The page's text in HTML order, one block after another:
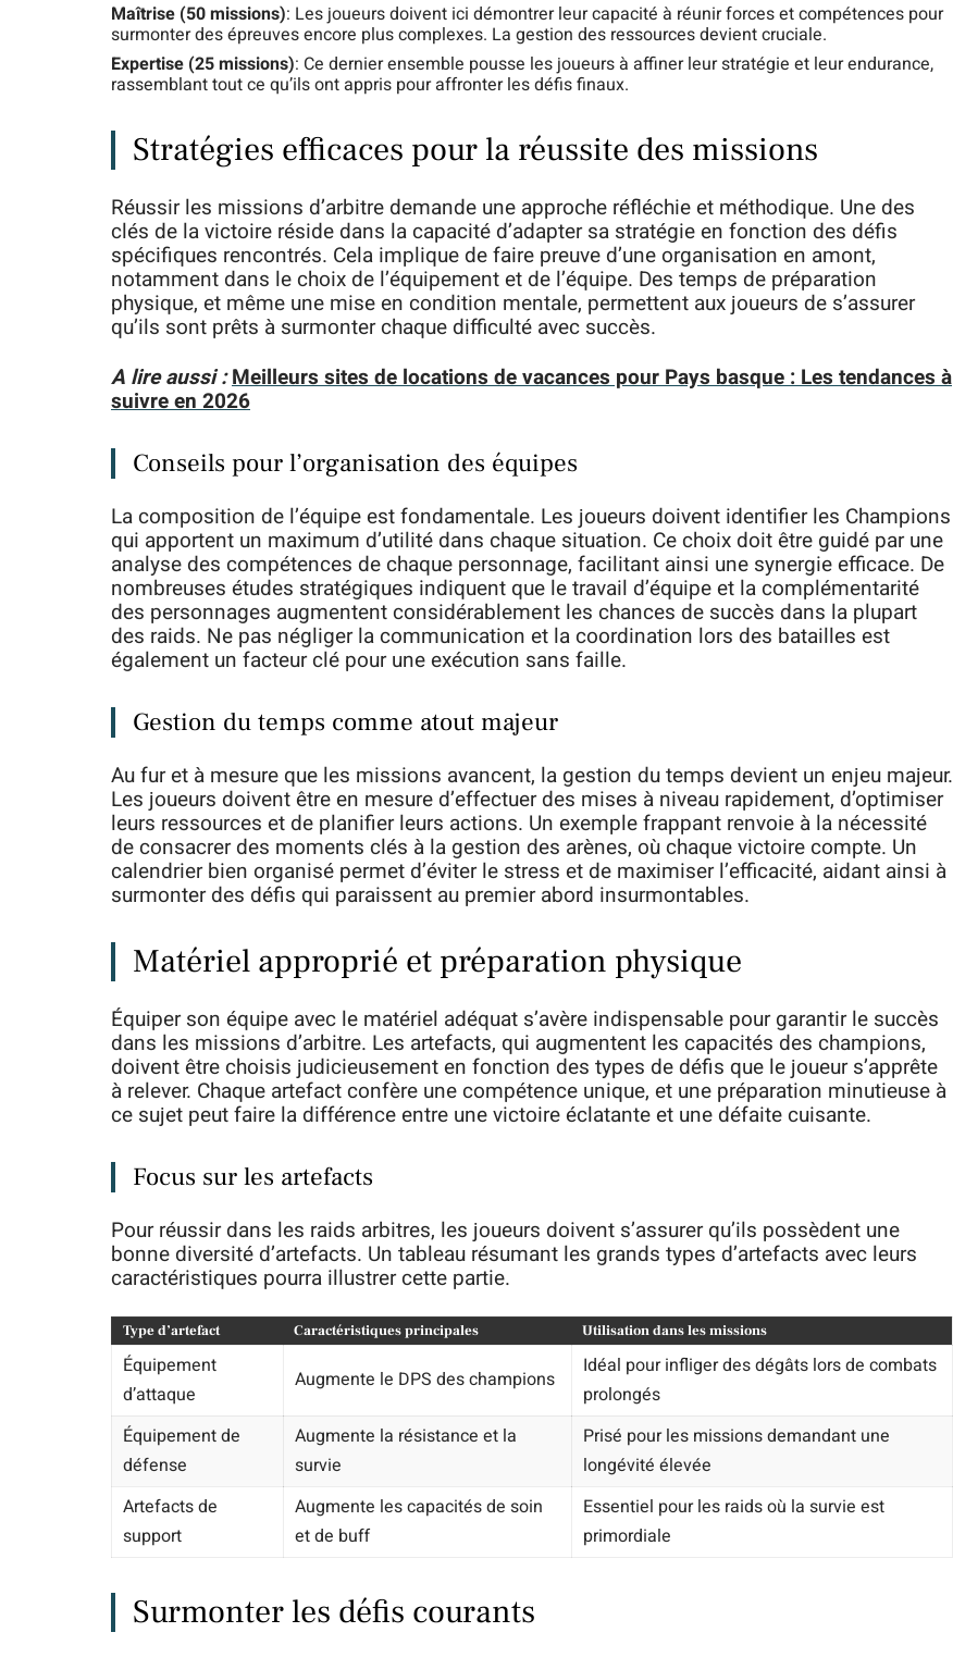
Maîtrise (50 missions): Les joueurs doivent ici démontrer leur capacité à réunir forces et compétences pour
surmonter des épreuves encore plus complexes. La gestion des ressources devient cruciale.
Expertise (25 missions): Ce dernier ensemble pousse les joueurs à affiner leur stratégie et leur endurance,
rassemblant tout ce qu’ils ont appris pour affronter les défis finaux.
Stratégies efficaces pour la réussite des missions
Réussir les missions d’arbitre demande une approche réfléchie et méthodique. Une des
clés de la victoire réside dans la capacité d’adapter sa stratégie en fonction des défis
spécifiques rencontrés. Cela implique de faire preuve d’une organisation en amont,
notamment dans le choix de l’équipement et de l’équipe. Des temps de préparation
physique, et même une mise en condition mentale, permettent aux joueurs de s’assurer
qu’ils sont prêts à surmonter chaque difficulté avec succès.
A lire aussi :Meilleurs sites de locations de vacances pour Pays basque : Les tendances à
suivre en 2026
Conseils pour l’organisation des équipes
La composition de l’équipe est fondamentale. Les joueurs doivent identifier les Champions
qui apportent un maximum d’utilité dans chaque situation. Ce choix doit être guidé par une
analyse des compétences de chaque personnage, facilitant ainsi une synergie efficace. De
nombreuses études stratégiques indiquent que le travail d’équipe et la complémentarité
des personnages augmentent considérablement les chances de succès dans la plupart
des raids. Ne pas négliger la communication et la coordination lors des batailles est
également un facteur clé pour une exécution sans faille.
Gestion du temps comme atout majeur
Au fur et à mesure que les missions avancent, la gestion du temps devient un enjeu majeur.
Les joueurs doivent être en mesure d’effectuer des mises à niveau rapidement, d’optimiser
leurs ressources et de planifier leurs actions. Un exemple frappant renvoie à la nécessité
de consacrer des moments clés à la gestion des arènes, où chaque victoire compte. Un
calendrier bien organisé permet d’éviter le stress et de maximiser l’efficacité, aidant ainsi à
surmonter des défis qui paraissent au premier abord insurmontables.
Matériel approprié et préparation physique
Équiper son équipe avec le matériel adéquat s’avère indispensable pour garantir le succès
dans les missions d’arbitre. Les artefacts, qui augmentent les capacités des champions,
doivent être choisis judicieusement en fonction des types de défis que le joueur s’apprête
à relever. Chaque artefact confère une compétence unique, et une préparation minutieuse à
ce sujet peut faire la différence entre une victoire éclatante et une défaite cuisante.
Focus sur les artefacts
Pour réussir dans les raids arbitres, les joueurs doivent s’assurer qu’ils possèdent une
bonne diversité d’artefacts. Un tableau résumant les grands types d’artefacts avec leurs
caractéristiques pourra illustrer cette partie.
Type d’artefact Caractéristiques principales Utilisation dans les missions
Équipement
d’attaque
Augmente le DPS des champions
Idéal pour infliger des dégâts lors de combats
prolongés
Équipement de
défense
Augmente la résistance et la
survie
Prisé pour les missions demandant une
longévité élevée
Artefacts de
support
Augmente les capacités de soin
et de buff
Essentiel pour les raids où la survie est
primordiale
Surmonter les défis courants